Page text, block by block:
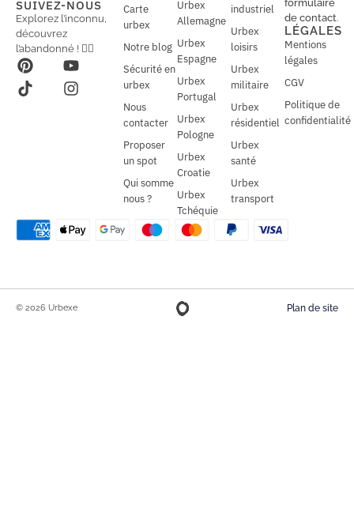
i
l
i
l
*
SUIVEZ-NOUS
Explorez l’inconnu,
découvrez
l’abandonné ! 🕵️‍♂️
Carte
urbex
Notre blog
Sécurité en
urbex
Nous
contacter
Proposer
un spot
Qui somme
nous ?
Urbex
Allemagne
Urbex
Espagne
Urbex
Portugal
Urbex
Pologne
Urbex
Croatie
Urbex
Tchéquie
industriel
Urbex
loisirs
Urbex
militaire
Urbex
résidentiel
Urbex
santé
Urbex
transport
formulaire
de contact.
LÉGALES
Mentions
légales
CGV
Politique de
confidentialité
© 2026 Urbexe Plan de site